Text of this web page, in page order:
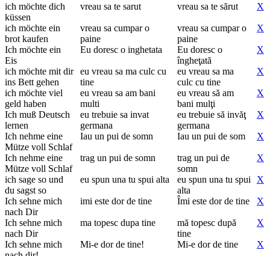
ich möchte dich
küssen
vreau sa te sarut vreau sa te sărut X
ich möchte ein
brot kaufen
vreau sa cumpar o
paine
vreau sa cumpar o
paine
X
Ich möchte ein
Eis
Eu doresc o inghetata
Eu doresc o
îngheţată
X
ich möchte mit dir
ins Bett gehen
eu vreau sa ma culc cu
tine
eu vreau sa ma
culc cu tine
X
ich möchte viel
geld haben
eu vreau sa am bani
multi
eu vreau să am
bani mulţi
X
Ich muß Deutsch
lernen
eu trebuie sa invat
germana
eu trebuie să invăţ
germana
X
Ich nehme eine
Mütze voll Schlaf
Iau un pui de somn Iau un pui de som X
Ich nehme eine
Mütze voll Schlaf
trag un pui de somn
trag un pui de
somn
X
ich sage so und
du sagst so
eu spun una tu spui alta
eu spun una tu spui
alta
X
Ich sehne mich
nach Dir
imi este dor de tine Îmi este dor de tine X
Ich sehne mich
nach Dir
ma topesc dupa tine
mă topesc după
tine
X
Ich sehne mich
Mi-e dor de tine! Mi-e dor de tine X